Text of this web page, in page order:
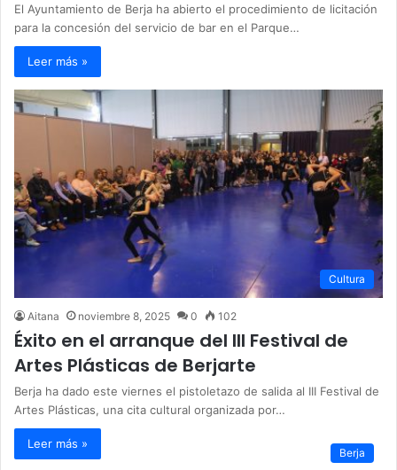
El Ayuntamiento de Berja ha abierto el procedimiento de licitación
para la concesión del servicio de bar en el Parque…
Leer más »
Cultura
Aitana noviembre 8, 2025 0 102
Éxito en el arranque del III Festival de
Artes Plásticas de Berjarte
Berja ha dado este viernes el pistoletazo de salida al III Festival de
Artes Plásticas, una cita cultural organizada por…
Leer más »
Berja